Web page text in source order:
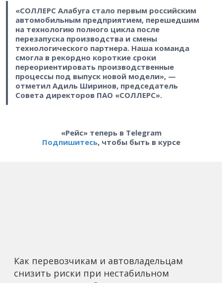
«СОЛЛЕРС Алабуга стало первым российским
автомобильным предприятием, перешедшим
на технологию полного цикла после
перезапуска производства и смены
технологического партнера. Наша команда
смогла в рекордно короткие сроки
переориентировать производственные
процессы под выпуск новой модели», —
отметил Адиль Ширинов, председатель
Совета директоров ПАО «СОЛЛЕРС».
«Рейс» теперь в Telegram
Подпишитесь, чтобы быть в курсе
Как перевозчикам и автовладельцам
снизить риски при нестабильном